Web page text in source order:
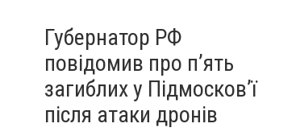
Губернатор РФ
повідомив про п’ять
загиблих у Підмосков’ї
після атаки дронів